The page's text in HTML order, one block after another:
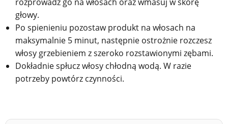
głowy.
Po spienieniu pozostaw produkt na włosach na
maksymalnie 5 minut, następnie ostrożnie rozczesz
włosy grzebieniem z szeroko rozstawionymi zębami.
Dokładnie spłucz włosy chłodną wodą. W razie
potrzeby powtórz czynności.